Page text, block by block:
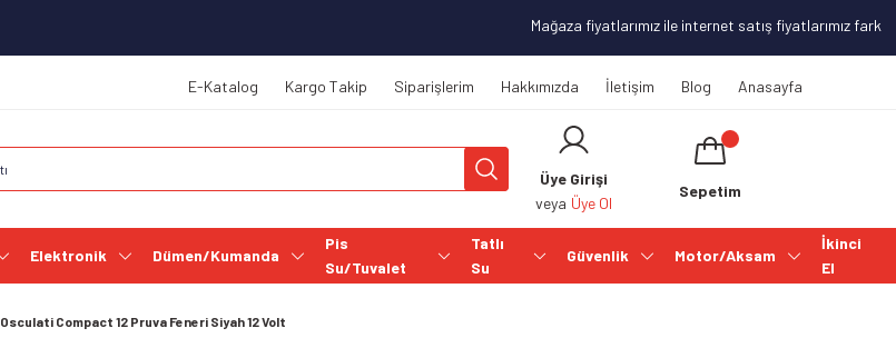
Mağaza fiyatlarımız ile internet satış fiyatlarımız
E-Katalog Kargo Takip Siparişlerim Hakkımızda İletişim Blog Anasayfa
Üye Girişi
veya Üye Ol
Sepetim
Elektronik Dümen/Kumanda
Pis
Su/Tuvalet
Tatlı
Su
Güvenlik Motor/Aksam
İkinci
El
Osculati Compact 12 Pruva Feneri Siyah 12 Volt